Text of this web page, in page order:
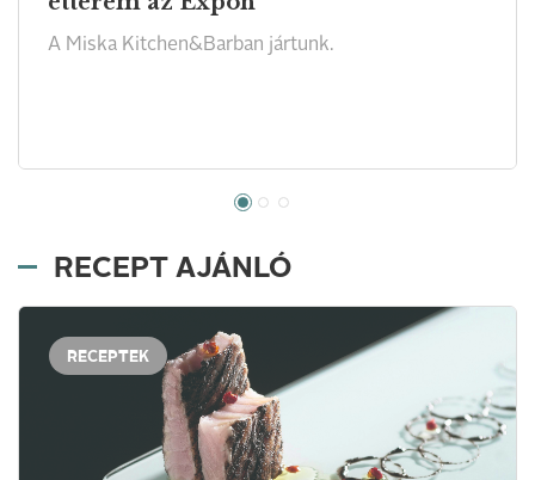
A Miska Kitchen&Barban jártunk.
RECEPT AJÁNLÓ
RECEPTEK